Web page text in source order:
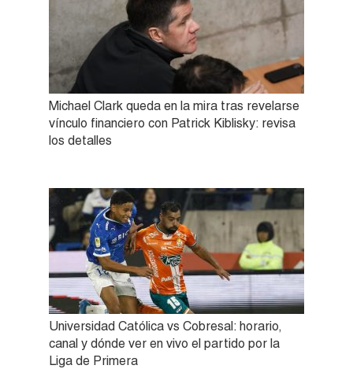
Michael Clark queda en la mira tras revelarse
vínculo financiero con Patrick Kiblisky: revisa
los detalles
Universidad Católica vs Cobresal: horario,
canal y dónde ver en vivo el partido por la
Liga de Primera